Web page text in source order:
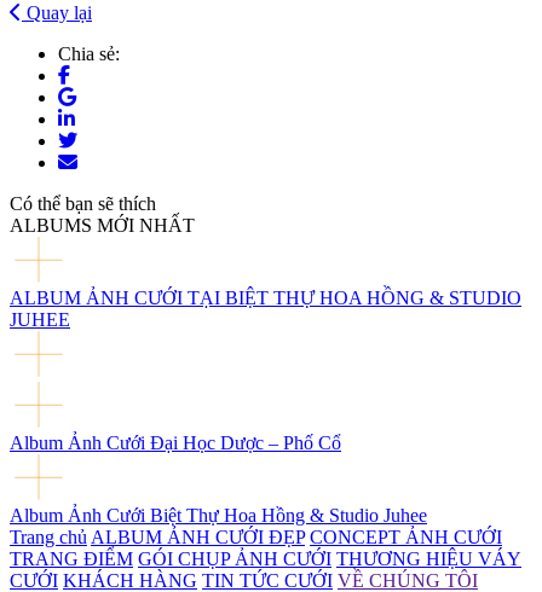
Quay lại
Chia sẻ:
Có thể bạn sẽ thích
ALBUMS MỚI NHẤT
ALBUM ẢNH CƯỚI TẠI BIỆT THỰ HOA HỒNG & STUDIO
JUHEE
Album Ảnh Cưới Đại Học Dược – Phố Cổ
Album Ảnh Cưới Biệt Thự Hoa Hồng & Studio Juhee
Trang chủ ALBUM ẢNH CƯỚI ĐẸP CONCEPT ẢNH CƯỚI
TRANG ĐIỂM GÓI CHỤP ẢNH CƯỚI THƯƠNG HIỆU VÁY
CƯỚI KHÁCH HÀNG TIN TỨC CƯỚI VỀ CHÚNG TÔI